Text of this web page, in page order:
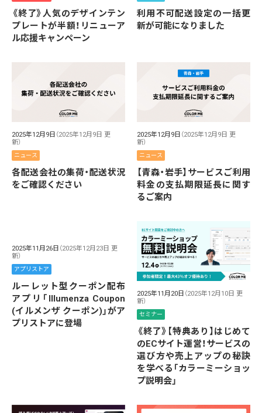
《終了》人気のデザインテン
プレートが半額！リニューア
ル応援キャンペーン
利用不可配送設定の一括更
新が可能になりました
2025年12月9日 （2025年12月9日 更
新）
ニュース
各配送会社の集荷・配送状況
をご確認ください
2025年12月9日 （2025年12月9日 更
新）
ニュース
【青森・岩手】サービスご利用
料金の支払期限延長に関す
るご案内
2025年11月26日 （2025年12月23日 更
新）
アプリストア
ルーレット型クーポン配布
アプリ「Illumenza Coupon
(イルメンザ クーポン)」がア
プリストアに登場
2025年11月20日 （2025年12月10日 更
新）
セミナー
《終了》【特典あり】はじめて
のECサイト運営！サービスの
選び方や売上アップの秘訣
を学べる「カラーミーショッ
プ説明会」